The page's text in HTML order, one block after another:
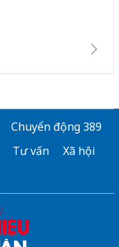
Chuyển động 389
Tư vấn
Xã hội